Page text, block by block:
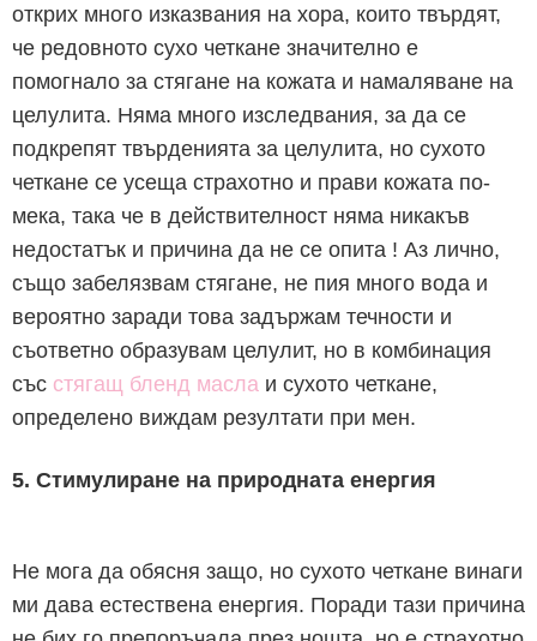
открих много изказвания на хора, които твърдят,
че редовното сухо четкане значително е
помогнало за стягане на кожата и намаляване на
целулита. Няма много изследвания, за да се
подкрепят твърденията за целулита, но сухото
четкане се усеща страхотно и прави кожата по-
мека, така че в действителност няма никакъв
недостатък и причина да не се опита ! Аз лично,
също забелязвам стягане, не пия много вода и
вероятно заради това задържам течности и
съответно образувам целулит, но в комбинация
със стягащ бленд масла и сухото четкане,
определено виждам резултати при мен.
5. Стимулиране на природната енергия
Не мога да обясня защо, но сухото четкане винаги
ми дава естествена енергия. Поради тази причина